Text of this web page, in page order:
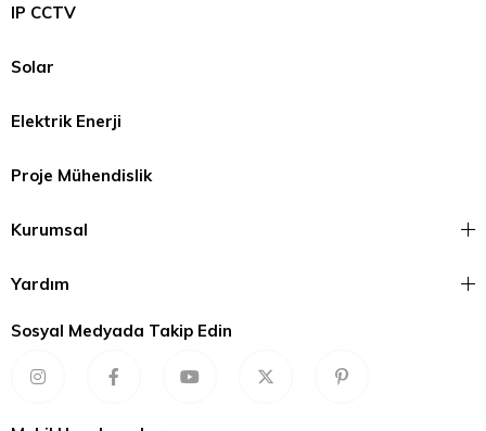
IP CCTV
Solar
Elektrik Enerji
Proje Mühendislik
Kurumsal
Yardım
Sosyal Medyada Takip Edin